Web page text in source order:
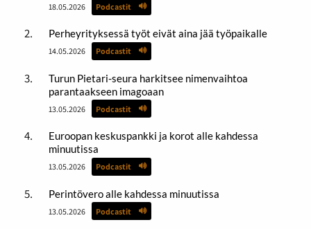
18.05.2026 Podcastit
Perheyrityksessä työt eivät aina jää työpaikalle
14.05.2026 Podcastit
Turun Pietari-seura harkitsee nimenvaihtoa
parantaakseen imagoaan
13.05.2026 Podcastit
Euroopan keskuspankki ja korot alle kahdessa
minuutissa
13.05.2026 Podcastit
Perintövero alle kahdessa minuutissa
13.05.2026 Podcastit